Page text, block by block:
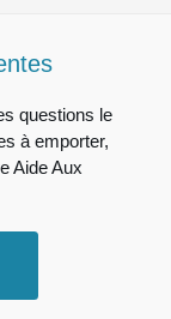
questions le
à emporter,
Aide Aux